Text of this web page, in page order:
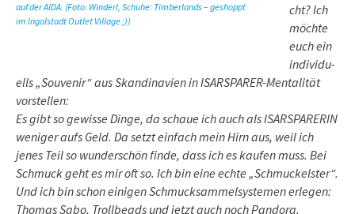
auf der AIDA. (Foto: Winderl, Schuhe: Timberlands – geshoppt
im Ingolstadt Outlet Village ;))
cht? Ich
möchte
euch ein
in­di­vi­du­
ells „Souvenir“ aus Skandinavien in ISARSPARER-Mentalität
vorstellen:
Es gibt so gewisse Dinge, da schaue ich auch als ISARSPARERIN
weniger aufs Geld. Da setzt einfach mein Hirn aus, weil ich
jenes Teil so wunderschön finde, dass ich es kaufen muss. Bei
Schmuck geht es mir oft so. Ich bin eine echte „Schmuckelster“.
Und ich bin schon einigen Schmucksammelsystemen erlegen:
Thomas Sabo, Trollbeads und jetzt auch noch Pandora.